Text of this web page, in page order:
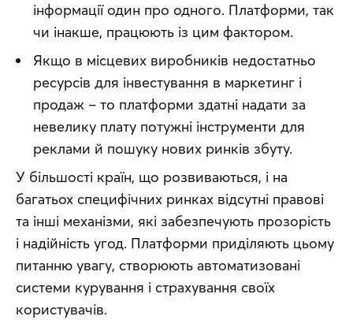
інформації один про одного. Платформи, так
чи інакше, працюють із цим фактором.
Якщо в місцевих виробників недостатньо
ресурсів для інвестування в маркетинг і
продаж – то платформи здатні надати за
невелику плату потужні інструменти для
реклами й пошуку нових ринків збуту.
У більшості країн, що розвиваються, і на
багатьох специфічних ринках відсутні правові
та інші механізми, які забезпечують прозорість
і надійність угод. Платформи приділяють цьому
питанню увагу, створюють автоматизовані
системи курування і страхування своїх
користувачів.